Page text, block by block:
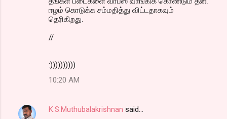
ஈழம் கொடுக்க சம்மதித்து விட்டதாகவும்
தெரிகிறது.
//
:))))))))))
10:20 AM
K.S.Muthubalakrishnan said…